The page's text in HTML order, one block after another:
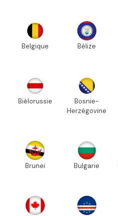
Belgique Bélize
Biélorussie
Bosnie-
Herzégovine
Brunei Bulgarie